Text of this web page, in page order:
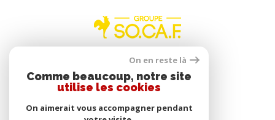
On en reste là
Comme beaucoup, notre site
utilise les cookies
On aimerait vous accompagner pendant